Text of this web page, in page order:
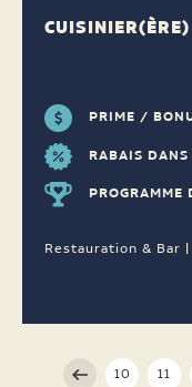
CUISINIER(ÈRE)
PRIME /
RABAIS
PROGRAMME
Restauration & Bar
10 11